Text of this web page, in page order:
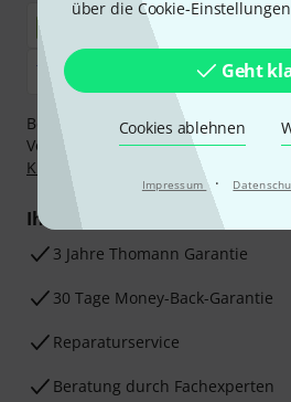
über die Cookie-
Geht
Cookies ablehnen
Impressum ·
Bezahlen Sie vertraulich und sicher
Vorkasse, PayPal, Amazon Pay,
Klarna Ratenzahlung
oder
Ihre Vorteile
3 Jahre Thomann Garantie
30 Tage Money-Back-Garantie
Reparaturservice
Beratung durch Fachexperten